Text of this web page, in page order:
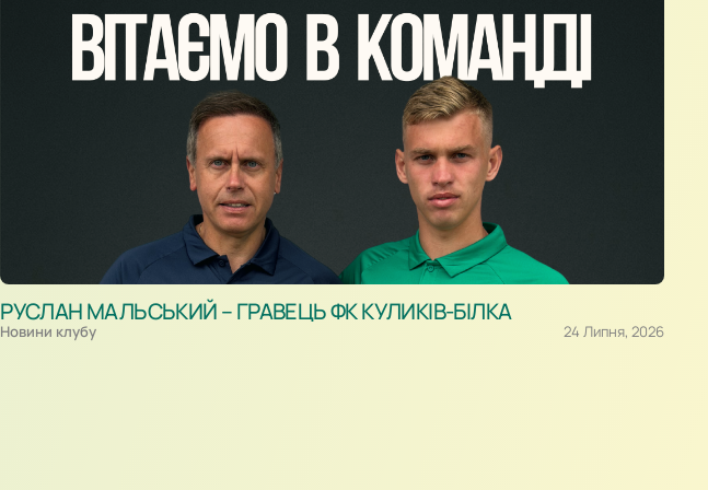
РУСЛАН МАЛЬСЬКИЙ – ГРАВЕЦЬ ФК КУЛИКІВ-БІЛКА
Новини клубу 24 Липня, 2026